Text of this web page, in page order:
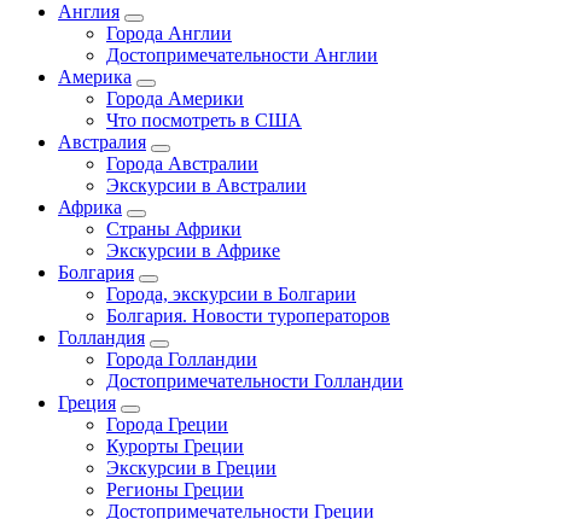
Англия
Города Англии
Достопримечательности Англии
Америка
Города Америки
Что посмотреть в США
Австралия
Города Австралии
Экскурсии в Австралии
Африка
Страны Африки
Экскурсии в Африке
Болгария
Города, экскурсии в Болгарии
Болгария. Новости туроператоров
Голландия
Города Голландии
Достопримечательности Голландии
Греция
Города Греции
Курорты Греции
Экскурсии в Греции
Регионы Греции
Достопримечательности Греции